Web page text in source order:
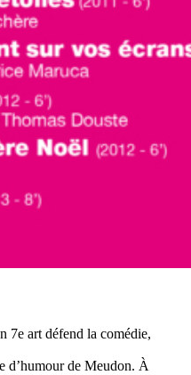
7e art défend la comédie,
d’humour de Meudon. À